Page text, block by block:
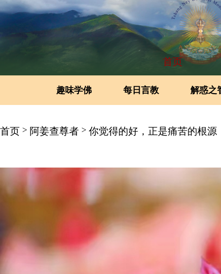
首页
趣味学佛 每日言教 解惑之
首页 > 阿姜查尊者 > 你觉得的好，正是痛苦的根源